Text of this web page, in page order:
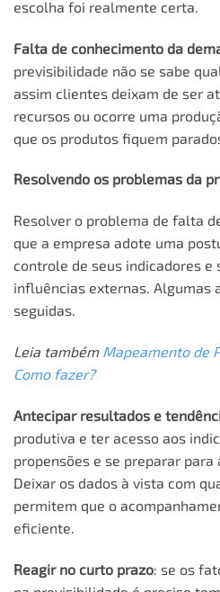
escolha foi realmente certa.
Falta de conhecimento da
previsibilidade não se sabe
assim clientes deixam de ser
recursos ou ocorre uma
que os produtos fiquem
Resolvendo os problemas da
Resolver o problema de falta
que a empresa adote uma
controle de seus indicadores e
influências externas. Algumas
seguidas.
Leia também Mapeamento de
Como fazer?
Antecipar resultados e
produtiva e ter acesso aos
propensões e se preparar para
Deixar os dados à vista com
permitem que o
eficiente.
Reagir no curto prazo: se os